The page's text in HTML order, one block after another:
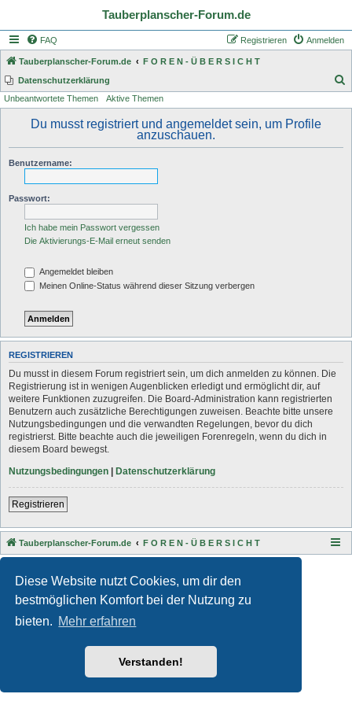
Diese Website nutzt Cookies, um dir den
bestmöglichen Komfort bei der Nutzung zu
bieten. Mehr erfahren
Verstanden!
Tauberplanscher-Forum.de
FAQ Anmelden
Registrieren
Tauberplanscher-Forum.de
F O R E N - Ü B E R S I C H T
Datenschutzerklärung
Unbeantwortete Themen Aktive Themen
Du musst registriert und angemeldet sein, um Profile
anzuschauen.
Benutzername:
Passwort:
Ich habe mein Passwort vergessen
Die Aktivierungs-E-Mail erneut senden
Angemeldet bleiben
Meinen Online-Status während dieser Sitzung verbergen
REGISTRIEREN
Du musst in diesem Forum registriert sein, um dich anmelden zu können. Die
Registrierung ist in wenigen Augenblicken erledigt und ermöglicht dir, auf
weitere Funktionen zuzugreifen. Die Board-Administration kann registrierten
Benutzern auch zusätzliche Berechtigungen zuweisen. Beachte bitte unsere
Nutzungsbedingungen und die verwandten Regelungen, bevor du dich
registrierst. Bitte beachte auch die jeweiligen Forenregeln, wenn du dich in
diesem Board bewegst.
Nutzungsbedingungen | Datenschutzerklärung
Registrieren
Tauberplanscher-Forum.de F O R E N - Ü B E R S I C H T
Powered byphpBB® Forum Software © phpBB Limited
Datenschutz|Nutzungsbedingungen